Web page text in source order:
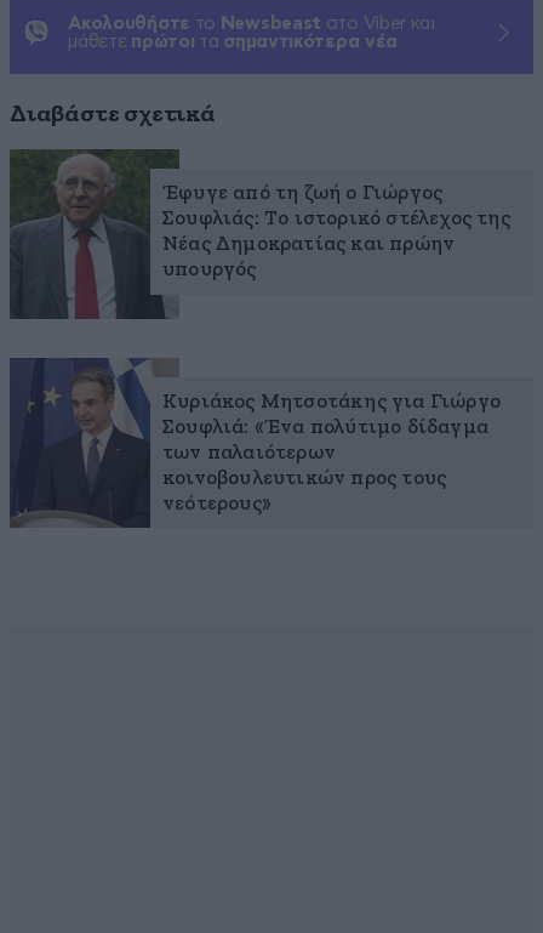
Ακολουθήστε το Newsbeast στο Viber και
μάθετε πρώτοι τα σημαντικότερα νέα
Διαβάστε σχετικά
Έφυγε από τη ζωή ο Γιώργος
Σουφλιάς: Το ιστορικό στέλεχος της
Νέας Δημοκρατίας και πρώην
υπουργός
Κυριάκος Μητσοτάκης για Γιώργο
Σουφλιά: «Ένα πολύτιμο δίδαγμα
των παλαιότερων
κοινοβουλευτικών προς τους
νεότερους»